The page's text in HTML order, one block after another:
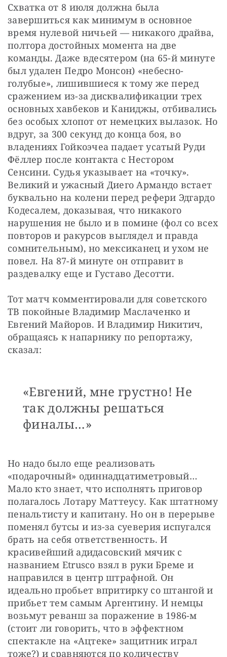
Схватка от 8 июля должна была
завершиться как минимум в основное
время нулевой ничьей — никакого драйва,
полтора достойных момента на две
команды. Даже вдесятером (на 65-й минуте
был удален Педро Монсон) «небесно-
голубые», лишившиеся к тому же перед
сражением из-за дисквалификации трех
основных хавбеков и Каниджы, отбивались
без особых хлопот от немецких вылазок. Но
вдруг, за 300 секунд до конца боя, во
владениях Гойкоэчеа падает усатый Руди
Фёллер после контакта с Нестором
Сенсини. Судья указывает на «точку».
Великий и ужасный Диего Армандо встает
буквально на колени перед рефери Эдгардо
Кодесалем, доказывая, что никакого
нарушения не было и в помине (фол со всех
повторов и ракурсов выглядел и правда
сомнительным), но мексиканец и ухом не
повел. На 87-й минуте он отправит в
раздевалку еще и Густаво Десотти.
Тот матч комментировали для советского
ТВ покойные Владимир Маслаченко и
Евгений Майоров. И Владимир Никитич,
обращаясь к напарнику по репортажу,
сказал:
«Евгений, мне грустно! Не
так должны решаться
финалы…»
Но надо было еще реализовать
«подарочный» одиннадцатиметровый…
Мало кто знает, что исполнять приговор
полагалось Лотару Маттеусу. Как штатному
пенальтисту и капитану. Но он в перерыве
поменял бутсы и из-за суеверия испугался
брать на себя ответственность. И
красивейший адидасовский мячик с
названием Etrusco взял в руки Бреме и
направился в центр штрафной. Он
идеально пробьет впритирку со штангой и
прибьет тем самым Аргентину. И немцы
возьмут реванш за поражение в 1986-м
(стоит ли говорить, что в эффектном
спектакле на «Ацтеке» защитник играл
тоже?) и сравняются по количеству